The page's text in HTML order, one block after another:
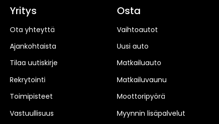
Yritys
Ota yhteyttä
Ajankohtaista
Tilaa uutiskirje
Rekrytointi
Toimipisteet
Vastuullisuus
Osta
Vaihtoautot
Uusi auto
Matkailuauto
Matkailuvaunu
Moottoripyörä
Myynnin lisäpalvelut